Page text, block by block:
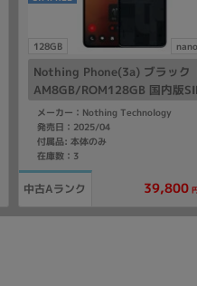
128GB
Nothing Phone(3a) ブラック
AM8GB/ROM128GB 国内版
フリー】
メーカー：Nothing Technology
発売日：2025/04
付属品: 本体のみ
在庫数：3
中古Aランク 39,800